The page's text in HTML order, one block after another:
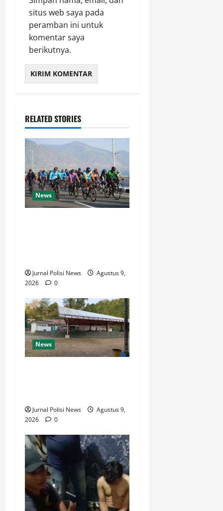
situs web saya pada
peramban ini untuk
komentar saya
berikutnya.
RELATED STORIES
News
Jurnal Polisi News
Agustus 9,
2026
0
News
Jurnal Polisi News
Agustus 9,
2026
0